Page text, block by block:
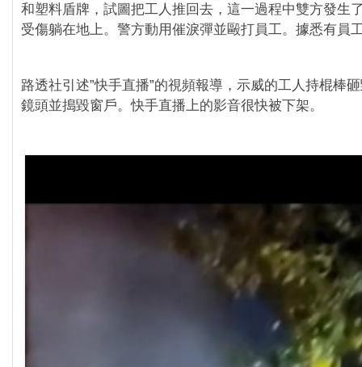
和塑料盾牌，試圖把工人推回去，這一過程中雙方發生
受傷躺在地上。警方動用催淚彈並毆打員工。據悉有員
路透社引述”快手直播”的視頻報導，示威的工人持棍棒
鏡頭並搗毀窗戶。快手直播上的影音很快被下架。